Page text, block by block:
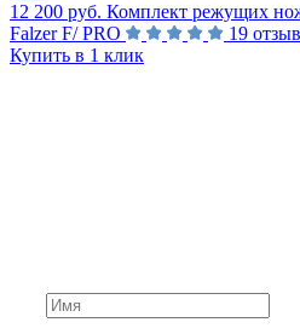
12 200 руб. Комплект режущих
Falzer F/ PRO
19
Купить в 1 клик